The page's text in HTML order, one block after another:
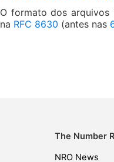
O formato dos arquivos
na RFC 8630 (antes nas
The Number
NRO News